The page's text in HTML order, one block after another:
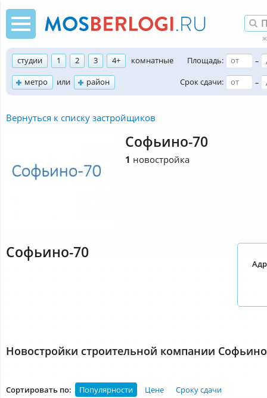
студии 1 2 3 4+
комнатные
метро
или район
Площадь:
–
Срок сдачи:
–
Вернуться к списку застройщиков
Софьино-70
1 новостройка
Софьино-70
Новостройки строительной компании
Сортировать по: Популярности Цене Сроку сдачи